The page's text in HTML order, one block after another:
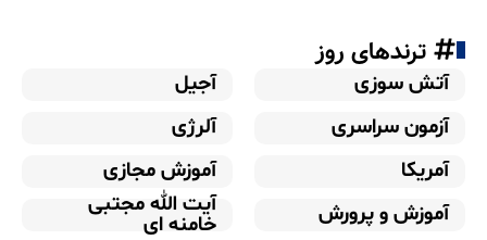
ترندهای روز
آتش سوزی
آجیل
آزمون سراسری
آلرژی
آمریکا
آموزش مجازی
آموزش و پرورش
آیت الله مجتبی
خامنه ای